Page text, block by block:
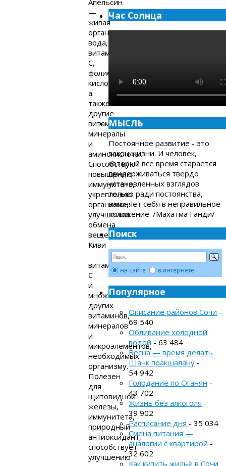
—
живая
органическая
вода,
витамин
С,
фолиевая
кислота,
а
также
другие
витамины,
минералы
и
аминокислоты.
Способствуют
повышению
иммунитета,
укреплению
организма,
улучшению
обмена
веществ.
Киви
—
витамин
С
и
множество
других
витаминов,
минералов
и
микроэлементов,
необходимых
организму.
Полезен
для
щитовидной
железы,
иммунитета,
природный
антиоксидант,
способствует
улучшению
Час Солнца
МЫСЛЬ
Постоянное развитие - это
закон жизни. И человек,
который все время старается
придерживаться твердо
установленных взглядов
только ради постоянства,
загоняет себя в неправильное
положение. /Махатма Ганди/
Поиск
на сайте в интернете
Популярное
Описание районов Сочи -
69 540
Обливание холодной
водой - 63 484
Весна — время делать
Шанк пракшалану -
54 942
Голодание по Оганян -
43 702
Жизнь без алкоголя -
39 902
Расписание дня - 35 034
Смена питания —
аналогии с квартирой -
32 602
Как купить жильё в Сочи